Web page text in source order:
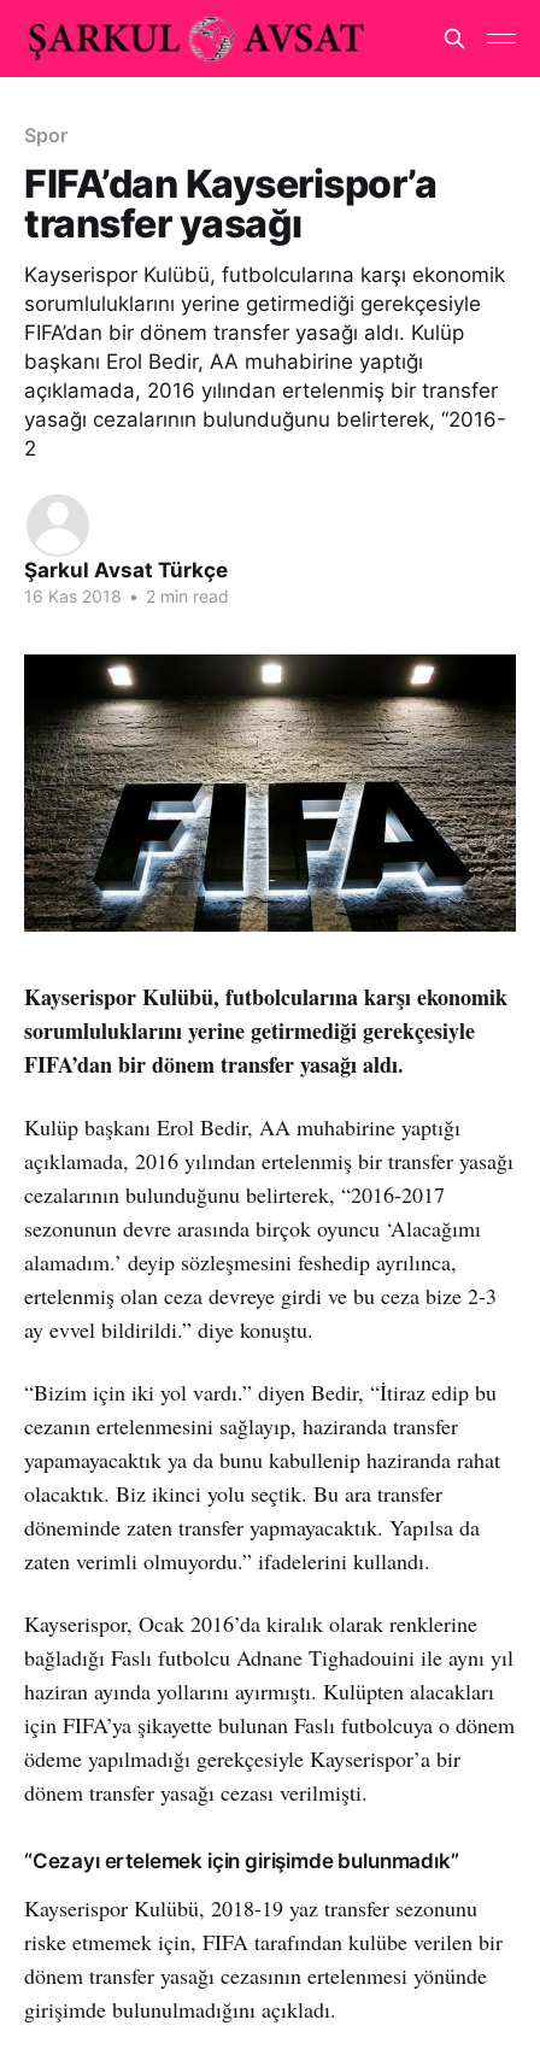
Spor
FIFA’dan Kayserispor’a
transfer yasağı
Kayserispor Kulübü, futbolcularına karşı ekonomik
sorumluluklarını yerine getirmediği gerekçesiyle
FIFA’dan bir dönem transfer yasağı aldı. Kulüp
başkanı Erol Bedir, AA muhabirine yaptığı
açıklamada, 2016 yılından ertelenmiş bir transfer
yasağı cezalarının bulunduğunu belirterek, “2016-
2
Şarkul Avsat Türkçe
16 Kas 2018 • 2 min read
Kayserispor Kulübü, futbolcularına karşı ekonomik
sorumluluklarını yerine getirmediği gerekçesiyle
FIFA’dan bir dönem transfer yasağı aldı.
Kulüp başkanı Erol Bedir, AA muhabirine yaptığı
açıklamada, 2016 yılından ertelenmiş bir transfer yasağı
cezalarının bulunduğunu belirterek, “2016-2017
sezonunun devre arasında birçok oyuncu ‘Alacağımı
alamadım.’ deyip sözleşmesini feshedip ayrılınca,
ertelenmiş olan ceza devreye girdi ve bu ceza bize 2-3
ay evvel bildirildi.” diye konuştu.
“Bizim için iki yol vardı.” diyen Bedir, “İtiraz edip bu
cezanın ertelenmesini sağlayıp, haziranda transfer
yapamayacaktık ya da bunu kabullenip haziranda rahat
olacaktık. Biz ikinci yolu seçtik. Bu ara transfer
döneminde zaten transfer yapmayacaktık. Yapılsa da
zaten verimli olmuyordu.” ifadelerini kullandı.
Kayserispor, Ocak 2016’da kiralık olarak renklerine
bağladığı Faslı futbolcu Adnane Tighadouini ile aynı yıl
haziran ayında yollarını ayırmıştı. Kulüpten alacakları
için FIFA’ya şikayette bulunan Faslı futbolcuya o dönem
ödeme yapılmadığı gerekçesiyle Kayserispor’a bir
dönem transfer yasağı cezası verilmişti.
“Cezayı ertelemek için girişimde bulunmadık”
Kayserispor Kulübü, 2018-19 yaz transfer sezonunu
riske etmemek için, FIFA tarafından kulübe verilen bir
dönem transfer yasağı cezasının ertelenmesi yönünde
girişimde bulunulmadığını açıkladı.